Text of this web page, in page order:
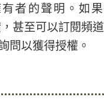
者的聲明。如
甚至可以訂閱頻
問以獲得授權。